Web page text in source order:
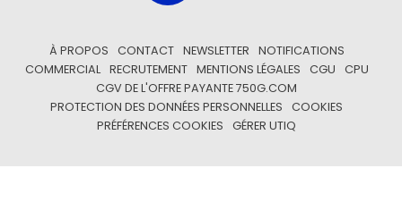
À PROPOS CONTACT NEWSLETTER
NOTIFICATIONS
COMMERCIAL
RECRUTEMENT MENTIONS LÉGALES CGU
CPU
CGV DE L'OFFRE PAYANTE 750G.COM
PROTECTION DES DONNÉES PERSONNELLES
COOKIES
PRÉFÉRENCES COOKIES
GÉRER UTIQ